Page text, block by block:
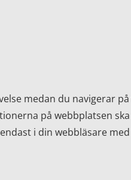
medan du navigerar
på webbplatsen
i din webbläsare